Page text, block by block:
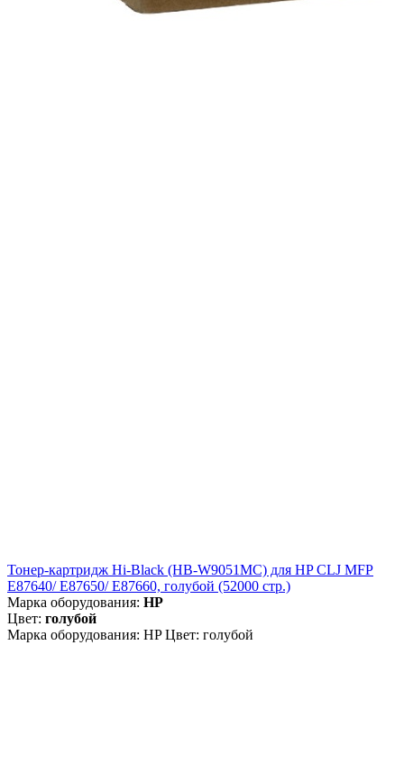
Тонер-картридж Hi-Black (HB-W9051MC) для HP CLJ MFP
E87640/ E87650/ E87660, голубой (52000 стр.)
Марка оборудования: HP
Цвет: голубой
Марка оборудования: HP Цвет: голубой